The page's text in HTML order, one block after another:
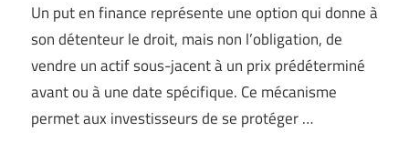
Un put en finance représente une option qui donne à
son détenteur le droit, mais non l’obligation, de
vendre un actif sous-jacent à un prix prédéterminé
avant ou à une date spécifique. Ce mécanisme
permet aux investisseurs de se protéger …